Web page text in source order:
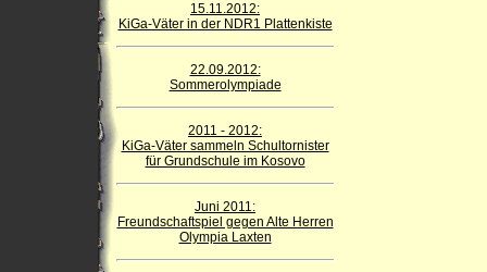
15.11.2012:
KiGa-Väter in der NDR1 Plattenkiste
22.09.2012:
Sommerolympiade
2011 - 2012:
KiGa-Väter sammeln Schultornister
für Grundschule im Kosovo
Juni 2011:
Freundschaftspiel gegen Alte Herren
Olympia Laxten